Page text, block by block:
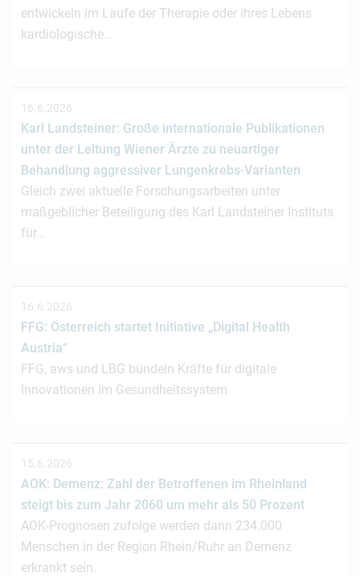
entwickeln im Laufe der Therapie oder ihres Lebens
kardiologische…
16.6.2026
Karl Landsteiner: Große internationale Publikationen
unter der Leitung Wiener Ärzte zu neuartiger
Behandlung aggressiver Lungenkrebs-Varianten
Gleich zwei aktuelle Forschungsarbeiten unter
maßgeblicher Beteiligung des Karl Landsteiner Instituts
für…
16.6.2026
FFG: Österreich startet Initiative „Digital Health
Austria“
FFG, aws und LBG bündeln Kräfte für digitale
Innovationen im Gesundheitssystem
15.6.2026
AOK: Demenz: Zahl der Betroffenen im Rheinland
steigt bis zum Jahr 2060 um mehr als 50 Prozent
AOK-Prognosen zufolge werden dann 234.000
Menschen in der Region Rhein/Ruhr an Demenz
erkrankt sein.